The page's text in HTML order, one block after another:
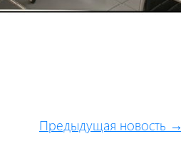
Предыдущая новость →